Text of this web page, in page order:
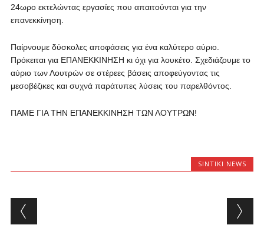
24ωρο εκτελώντας εργασίες που απαιτούνται για την
επανεκκίνηση.
Παίρνουμε δύσκολες αποφάσεις για ένα καλύτερο αύριο.
Πρόκειται για ΕΠΑΝΕΚΚΙΝΗΣΗ κι όχι για λουκέτο. Σχεδιάζουμε το
αύριο των Λουτρών σε στέρεες βάσεις αποφεύγοντας τις
μεσοβέζικες και συχνά παράτυπες λύσεις του παρελθόντος.
ΠΑΜΕ ΓΙΑ ΤΗΝ ΕΠΑΝΕΚΚΙΝΗΣΗ ΤΩΝ ΛΟΥΤΡΩΝ!
SINTIKI NEWS
Post navigation